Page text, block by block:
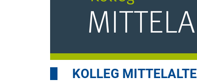
KOLLEG